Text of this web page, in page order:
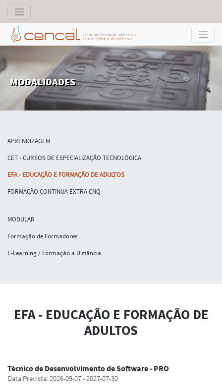
MODALIDADES
APRENDIZAGEM
CET - CURSOS DE ESPECIALIZAÇÃO TECNOLÓGICA
EFA - EDUCAÇÃO E FORMAÇÃO DE ADULTOS
FORMAÇÃO CONTÍNUA EXTRA CNQ
MODULAR
Formação de Formadores
E-Learning / Formação a Distância
EFA - EDUCAÇÃO E FORMAÇÃO DE
ADULTOS
Técnico de Desenvolvimento de Software - PRO
Data Prevista: 2026-09-07 - 2027-07-30